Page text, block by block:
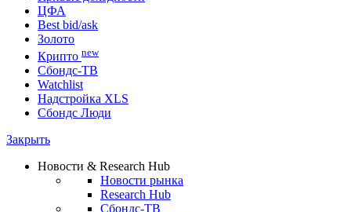
Портфель
Консенсусы
Поиск облигаций (ИИ)
Кривые доходности
ЦФА
Best bid/ask
Золото
Крипто new
Watchlist
Сбондс Люди